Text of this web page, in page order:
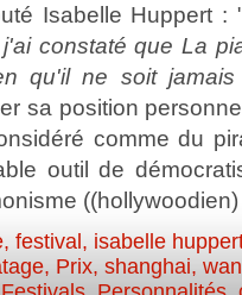
Isabelle Huppert :
constaté que La
qu'il ne soit
sa position
comme du
outil de
,festival , isabelle
, Prix,shanghai,